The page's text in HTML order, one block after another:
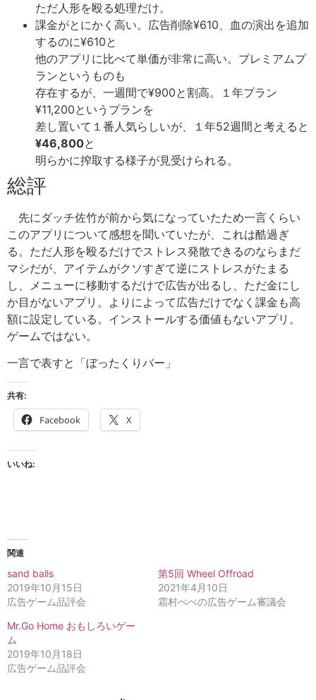
ただ人形を殴る処理だけ。
課金がとにかく高い。広告削除¥610、血の演出を追加
するのに¥610と
他のアプリに比べて単価が非常に高い。プレミアムプ
ランというものも
存在するが、一週間で¥900と割高。１年プラン
¥11,200というプランを
差し置いて１番人気らしいが、１年52週間と考えると
¥46,800と
明らかに搾取する様子が見受けられる。
総評
先にダッチ佐竹が前から気になっていたため一言くらい
このアプリについて感想を聞いていたが、これは酷過ぎ
る。ただ人形を殴るだけでストレス発散できるのならまだ
マシだが、アイテムがクソすぎて逆にストレスがたまる
し、メニューに移動するだけで広告が出るし、ただ金にし
か目がないアプリ。よりによって広告だけでなく課金も高
額に設定している。インストールする価値もないアプリ。
ゲームではない。
一言で表すと「ぼったくりバー」
共有:
Facebook X
いいね:
関連
sand balls
2019年10月15日
広告ゲーム品評会
第5回 Wheel Offroad
2021年4月10日
霜村ぺぺの広告ゲーム審議会
Mr.Go Home おもしろいゲー
ム
2019年10月18日
広告ゲーム品評会